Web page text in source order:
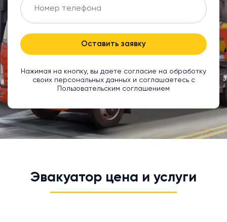
Оставить заявку
Нажимая на кнопку, вы даете согласие на обработку
своих персональных данных и соглашаетесь с
Пользовательским соглашением
Эвакуатор цена и услуги